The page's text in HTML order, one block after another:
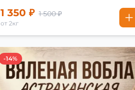
1 350 ₽ 1 500 ₽
от 2кг
-14%